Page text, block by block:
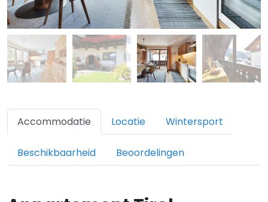
Accommodatie Locatie Wintersport
Beschikbaarheid Beoordelingen